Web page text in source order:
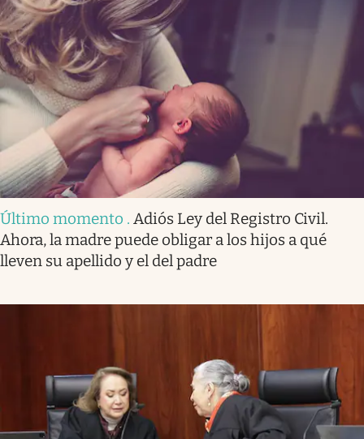
Último momento . Adiós Ley del Registro Civil.
Ahora, la madre puede obligar a los hijos a qué
lleven su apellido y el del padre